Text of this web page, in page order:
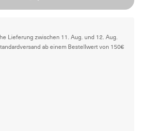
Loading...
Lieferung zwischen 11. Aug. und 12. Aug.
ab einem Bestellwert von 150€